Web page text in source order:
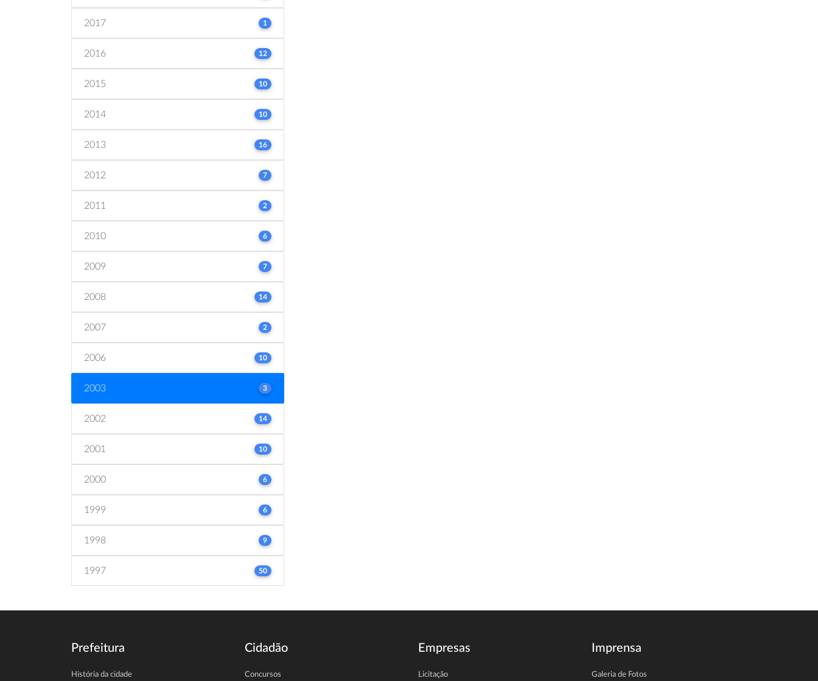
2017 1
2016 12
2015 10
2014 10
2013 16
2012 7
2011 2
2010 6
2009 7
2008 14
2007 2
2006 10
2003 3
2002 14
2001 10
2000 6
1999 6
1998 9
1997 50
Prefeitura
História da cidade
Cidadão
Concursos
Empresas
Licitação
Imprensa
Galeria de Fotos